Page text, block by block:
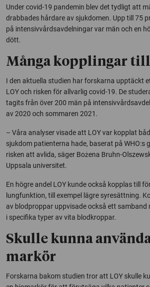
Under covid-19 pandemin blev det tydligt att
drabbades hårdare av sjukdomen. Upp till 75
på intensivvårdsavdelningar var män och en
dött.
Många kopplingar
I den aktuella studien har forskarna upptäckt
LOY och risken för allvarlig covid-19. De
tagits från över 200 män på
av 2020 och sommaren 2021.
– Våra analyser visade att LOY var kopplat
sjukdom patienterna hade, baserat på WHO:s
risken att avlida, säger Bożena Bruhn-
Uppsala universitet.
En högre andel LOY kunde också kopplas till
lungfunktion, till exempel lägre syresättning.
av blodproppar uppvisade också ett samband
i specifika typer av vita blodkroppar.
Skulle kunna
markör
Forskarna bakom studien tror att LOY skulle